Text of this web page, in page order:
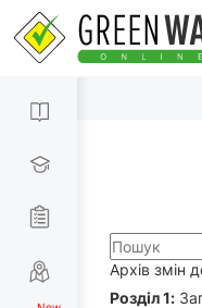
Архів змін
Роздiл 1: